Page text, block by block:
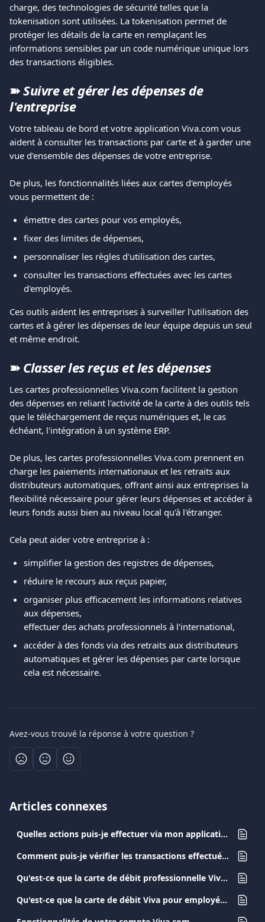
charge, des technologies de sécurité telles que la
tokenisation sont utilisées. La tokenisation permet de
protéger les détails de la carte en remplaçant les
informations sensibles par un code numérique unique lors
des transactions éligibles.
➽ Suivre et gérer les dépenses de
l'entreprise
Votre tableau de bord et votre application Viva.com vous
aident à consulter les transactions par carte et à garder une
vue d'ensemble des dépenses de votre entreprise.
De plus, les fonctionnalités liées aux cartes d'employés
vous permettent de :
émettre des cartes pour vos employés,
fixer des limites de dépenses,
personnaliser les règles d'utilisation des cartes,
consulter les transactions effectuées avec les cartes
d'employés.
Ces outils aident les entreprises à surveiller l'utilisation des
cartes et à gérer les dépenses de leur équipe depuis un seul
et même endroit.
➽ Classer les reçus et les dépenses
Les cartes professionnelles Viva.com facilitent la gestion
des dépenses en reliant l'activité de la carte à des outils tels
que le téléchargement de reçus numériques et, le cas
échéant, l'intégration à un système ERP.
De plus, les cartes professionnelles Viva.com prennent en
charge les paiements internationaux et les retraits aux
distributeurs automatiques, offrant ainsi aux entreprises la
flexibilité nécessaire pour gérer leurs dépenses et accéder à
leurs fonds aussi bien au niveau local qu'à l'étranger.
Cela peut aider votre entreprise à :
simplifier la gestion des registres de dépenses,
réduire le recours aux reçus papier,
organiser plus efficacement les informations relatives
aux dépenses,
effectuer des achats professionnels à l'international,
accéder à des fonds via des retraits aux distributeurs
automatiques et gérer les dépenses par carte lorsque
cela est nécessaire.
Avez-vous trouvé la réponse à votre question ?
Articles connexes
Quelles actions puis-je effectuer via mon application Viva.com ?
Comment puis-je vérifier les transactions effectuées avec la carte de debit d'un employé ?
Qu'est-ce que la carte de débit professionnelle Viva.com?
Qu'est-ce que la carte de débit Viva pour employés ?